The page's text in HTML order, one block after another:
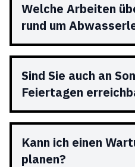
Welche Arbeiten
rund um
Sind Sie auch an
Feiertagen
Kann ich einen
planen?